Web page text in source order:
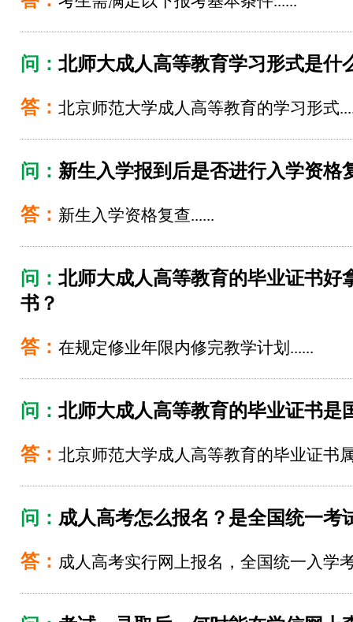
问： 北师大成人高等教育学习形式是什
答： 北京师范大学成人高等教育的学习形式
问： 新生入学报到后是否进行入学资格
答： 新生入学资格复查......
问： 北师大成人高等教育的毕业证书好
书？
答： 在规定修业年限内修完教学计划......
问： 北师大成人高等教育的毕业证书是
答： 北京师范大学成人高等教育的毕业证书
问： 成人高考怎么报名？是全国统一考
答： 成人高考实行网上报名，全国统一入学